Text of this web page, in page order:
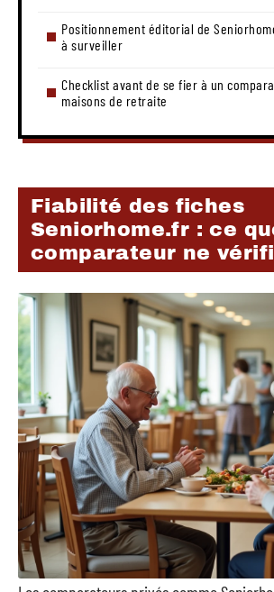
Positionnement éditorial de
à surveiller
Checklist avant de se fier à un
maisons de retraite
Fiabilité des fiches
Seniorhome.fr : ce
comparateur ne